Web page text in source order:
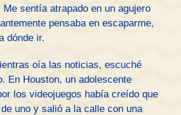
Me sentía atrapado en un agujero
pensaba en escaparme,
dónde ir.
oía las noticias, escuché
En Houston, un adolescente
los videojuegos había creído que
uno y salió a la calle con una